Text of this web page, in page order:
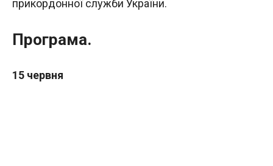
прикордонної служби України.
Програма.
15 червня